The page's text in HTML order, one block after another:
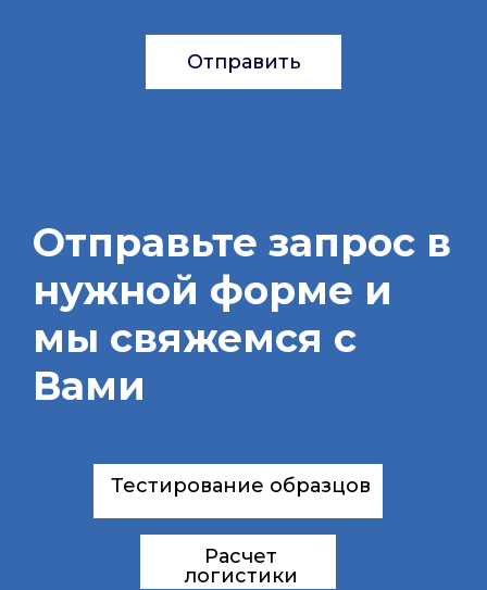
Отправить
Отправьте запрос в
нужной форме и
мы свяжемся с
Вами
Тестирование образцов
Расчет
логистики